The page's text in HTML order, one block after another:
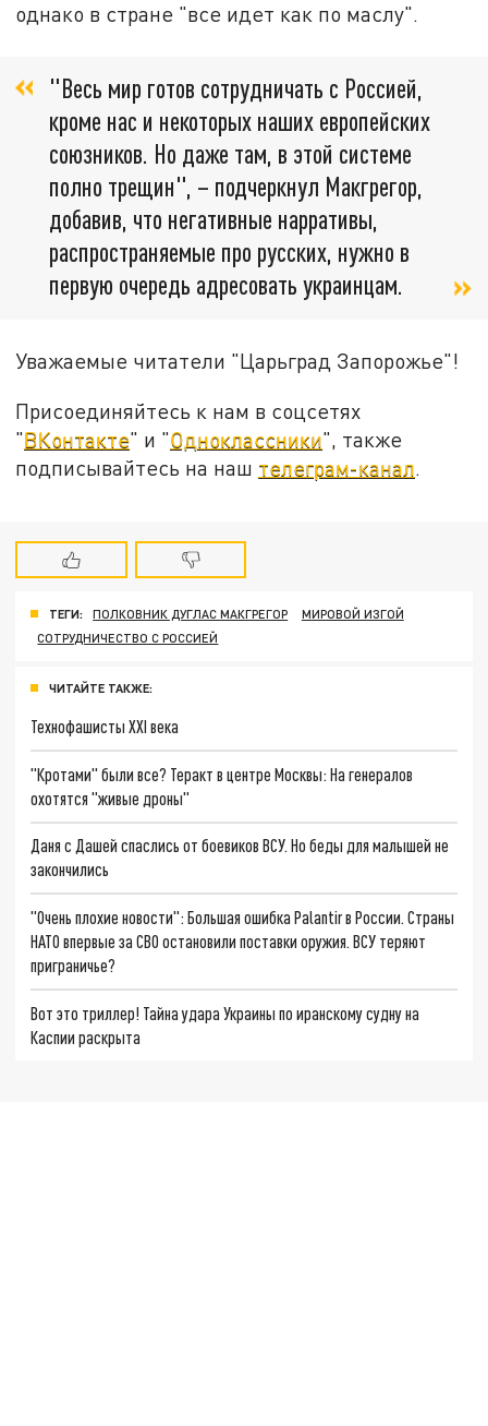
однако в стране "все идет как по маслу".
"Весь мир готов сотрудничать с Россией,
кроме нас и некоторых наших европейских
союзников. Но даже там, в этой системе
полно трещин", – подчеркнул Макгрегор,
добавив, что негативные нарративы,
распространяемые про русских, нужно в
первую очередь адресовать украинцам.
Уважаемые читатели "Царьград Запорожье"!
Присоединяйтесь к нам в соцсетях
"ВКонтакте" и "Одноклассники", также
подписывайтесь на наш телеграм-канал.
ТЕГИ: ПОЛКОВНИК ДУГЛАС МАКГРЕГОР
МИРОВОЙ ИЗГОЙ
СОТРУДНИЧЕСТВО С РОССИЕЙ
ЧИТАЙТЕ ТАКЖЕ:
Технофашисты XXI века
"Кротами" были все? Теракт в центре Москвы: На генералов
охотятся "живые дроны"
Даня с Дашей спаслись от боевиков ВСУ. Но беды для малышей не
закончились
"Очень плохие новости": Большая ошибка Palantir в России. Страны
НАТО впервые за СВО остановили поставки оружия. ВСУ теряют
приграничье?
Вот это триллер! Тайна удара Украины по иранскому судну на
Каспии раскрыта